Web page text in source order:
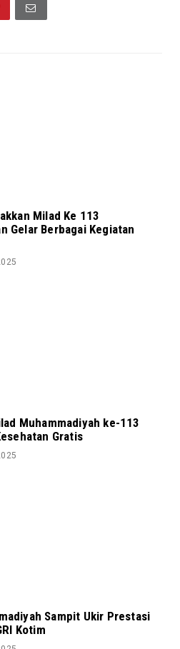
Milad Ke 113
Gelar Berbagai Kegiatan
Muhammadiyah ke-113
Gratis
Sampit Ukir Prestasi
Kotim